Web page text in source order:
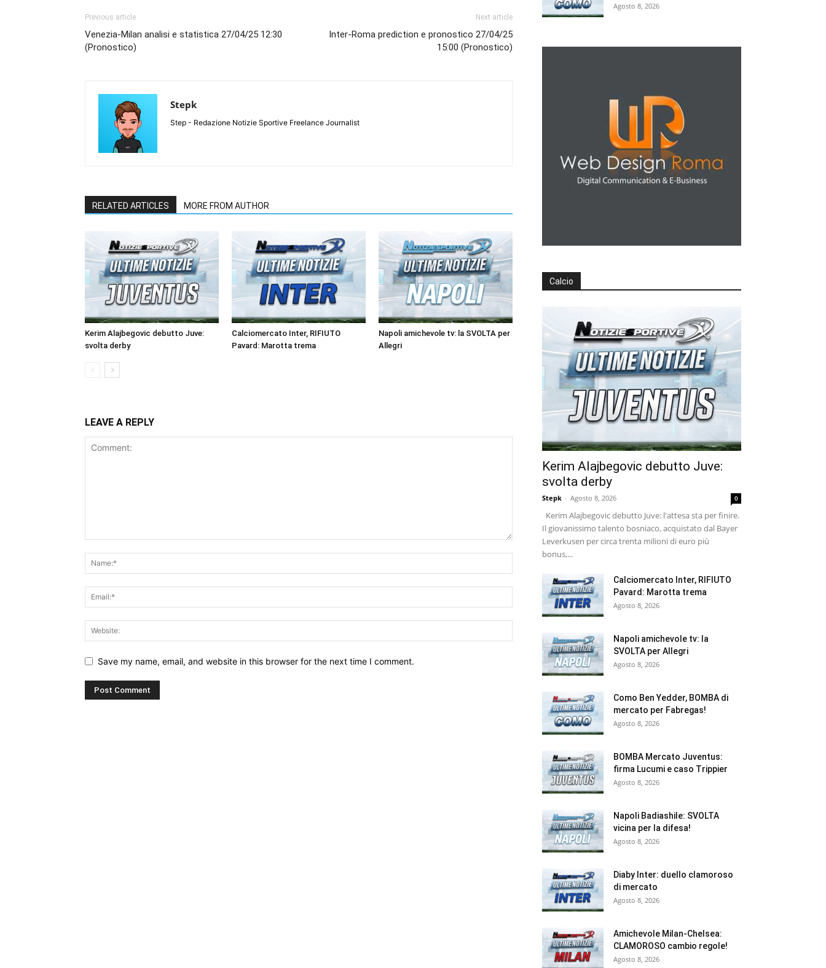
Previous article
Venezia-Milan analisi e statistica 27/04/25 12:30
(Pronostico)
Next article
Inter-Roma prediction e pronostico 27/04/25
15:00 (Pronostico)
Stepk
Step - Redazione Notizie Sportive Freelance Journalist
RELATED ARTICLES MORE FROM AUTHOR
Kerim Alajbegovic debutto Juve:
svolta derby
Calciomercato Inter, RIFIUTO
Pavard: Marotta trema
Napoli amichevole tv: la SVOLTA per
Allegri
LEAVE A REPLY
Save my name, email, and website in this browser for the next time I comment.
Agosto 8, 2026
Calcio
Kerim Alajbegovic debutto Juve:
svolta derby
Stepk - Agosto 8, 2026 0
Kerim Alajbegovic debutto Juve: l'attesa sta per finire.
Il giovanissimo talento bosniaco, acquistato dal Bayer
Leverkusen per circa trenta milioni di euro più
bonus,...
Calciomercato Inter, RIFIUTO
Pavard: Marotta trema
Agosto 8, 2026
Napoli amichevole tv: la
SVOLTA per Allegri
Agosto 8, 2026
Como Ben Yedder, BOMBA di
mercato per Fabregas!
Agosto 8, 2026
BOMBA Mercato Juventus:
firma Lucumi e caso Trippier
Agosto 8, 2026
Napoli Badiashile: SVOLTA
vicina per la difesa!
Agosto 8, 2026
Diaby Inter: duello clamoroso
di mercato
Agosto 8, 2026
Amichevole Milan-Chelsea:
CLAMOROSO cambio regole!
Agosto 8, 2026